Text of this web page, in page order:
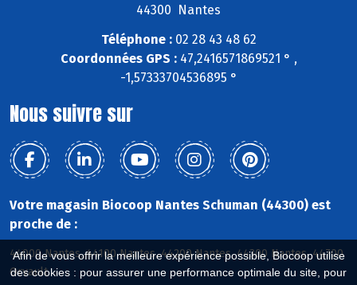
Afin de vous offrir la meilleure expérience possible, Biocoop utilise
des cookies : pour assurer une performance optimale du site, pour
44300 Nantes
Téléphone :02 28 43 48 62
Coordonnées GPS :47,2416571869521 ° ,
-1,57333704536895 °
Nous suivre sur
Votre magasin Biocoop Nantes Schuman (44300) est
proche de :
44000 Nantes, 44100 Nantes, 44200 Nantes, 44300 Nantes, 44700
Orvault